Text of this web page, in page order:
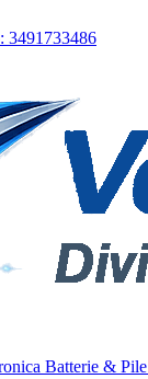
3491733486
Batterie & Pile